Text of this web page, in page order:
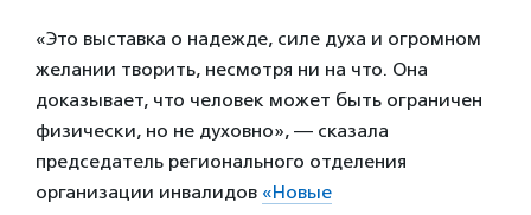
«Это выставка о надежде, силе духа и огромном
желании творить, несмотря ни на что. Она
доказывает, что человек может быть ограничен
физически, но не духовно», — сказала
председатель регионального отделения
организации инвалидов «Новые